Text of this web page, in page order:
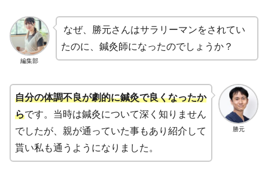
編集部
なぜ、勝元さんはサラリーマンをされてい
たのに、鍼灸師になったのでしょうか？
勝元
自分の体調不良が劇的に鍼灸で良くなったか
らです。当時は鍼灸について深く知りません
でしたが、親が通っていた事もあり紹介して
貰い私も通うようになりました。